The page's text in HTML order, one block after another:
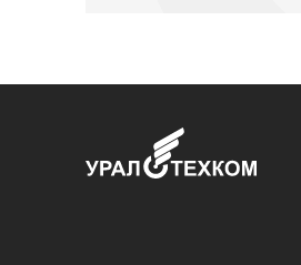
ООО «УралТехКом», 2026